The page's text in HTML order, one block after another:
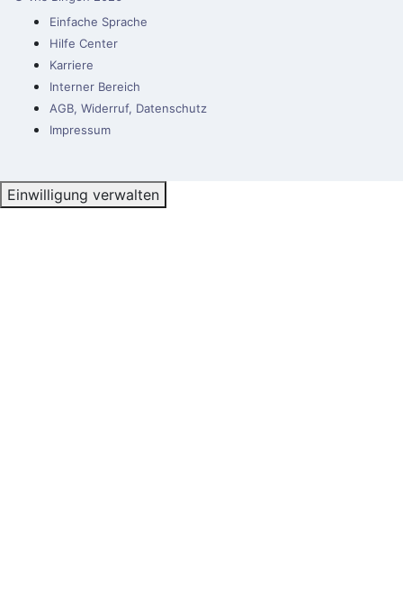
Einfache Sprache
Hilfe Center
Karriere
Interner Bereich
AGB, Widerruf, Datenschutz
Impressum
Einwilligung verwalten